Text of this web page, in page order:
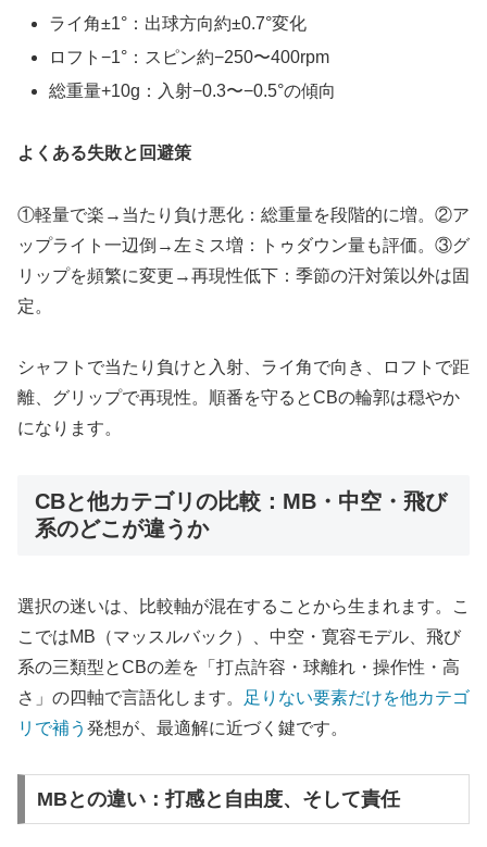
ライ角±1°：出球方向約±0.7°変化
ロフト−1°：スピン約−250〜400rpm
総重量+10g：入射−0.3〜−0.5°の傾向
よくある失敗と回避策
①軽量で楽→当たり負け悪化：総重量を段階的に増。②ア
ップライト一辺倒→左ミス増：トゥダウン量も評価。③グ
リップを頻繁に変更→再現性低下：季節の汗対策以外は固
定。
シャフトで当たり負けと入射、ライ角で向き、ロフトで距
離、グリップで再現性。順番を守るとCBの輪郭は穏やか
になります。
CBと他カテゴリの比較：MB・中空・飛び
系のどこが違うか
選択の迷いは、比較軸が混在することから生まれます。こ
こではMB（マッスルバック）、中空・寛容モデル、飛び
系の三類型とCBの差を「打点許容・球離れ・操作性・高
さ」の四軸で言語化します。
足りない要素だけを他カテゴ
リで補う 発想が、最適解に近づく鍵です。
MBとの違い：打感と自由度、そして責任